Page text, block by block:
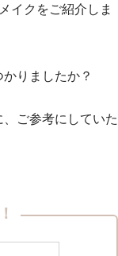
イクをご紹介しま
りましたか？
ご参考にしていた